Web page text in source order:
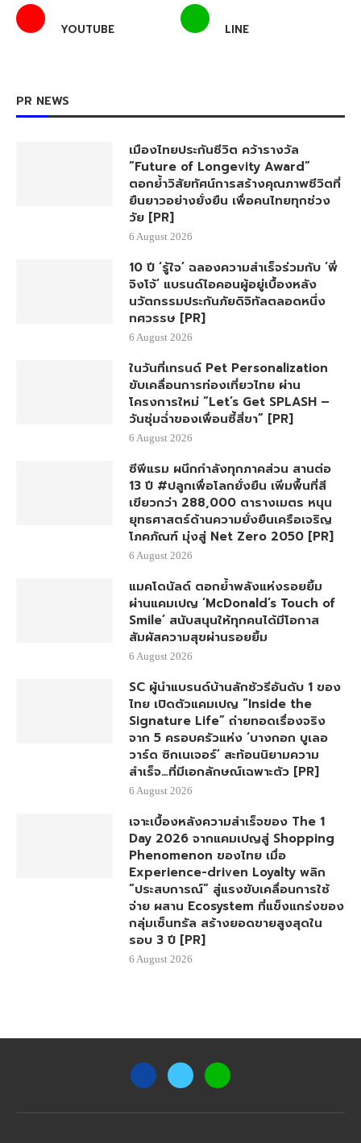
YOUTUBE LINE
PR NEWS
เมืองไทยประกันชีวิต คว้ารางวัล
“Future of Longevity Award”
ตอกย้ำวิสัยทัศน์การสร้างคุณภาพชีวิตที่
ยืนยาวอย่างยั่งยืน เพื่อคนไทยทุกช่วง
วัย [PR]
6 August 2026
10 ปี ‘รู้ใจ’ ฉลองความสำเร็จร่วมกับ ‘พี่
จิงโจ้’ แบรนด์ไอคอนผู้อยู่เบื้องหลัง
นวัตกรรมประกันภัยดิจิทัลตลอดหนึ่ง
ทศวรรษ [PR]
6 August 2026
ในวันที่เทรนด์ Pet Personalization
ขับเคลื่อนการท่องเที่ยวไทย ผ่าน
โครงการใหม่ “Let’s Get SPLASH –
วันชุ่มฉ่ำของเพื่อนซี้สี่ขา” [PR]
6 August 2026
ซีพีแรม ผนึกกำลังทุกภาคส่วน สานต่อ
13 ปี #ปลูกเพื่อโลกยั่งยืน เพิ่มพื้นที่สี
เขียวกว่า 288,000 ตารางเมตร หนุน
ยุทธศาสตร์ด้านความยั่งยืนเครือเจริญ
โภคภัณฑ์ มุ่งสู่ Net Zero 2050 [PR]
6 August 2026
แมคโดนัลด์ ตอกย้ำพลังแห่งรอยยิ้ม
ผ่านแคมเปญ ‘McDonald’s Touch of
Smile’ สนับสนุนให้ทุกคนได้มีโอกาส
สัมผัสความสุขผ่านรอยยิ้ม
6 August 2026
SC ผู้นำแบรนด์บ้านลักชัวรีอันดับ 1 ของ
ไทย เปิดตัวแคมเปญ “Inside the
Signature Life” ถ่ายทอดเรื่องจริง
จาก 5 ครอบครัวแห่ง ‘บางกอก บูเลอ
วาร์ด ซิกเนเจอร์’ สะท้อนนิยามความ
สำเร็จ…ที่มีเอกลักษณ์เฉพาะตัว [PR]
6 August 2026
เจาะเบื้องหลังความสำเร็จของ The 1
Day 2026 จากแคมเปญสู่ Shopping
Phenomenon ของไทย เมื่อ
Experience-driven Loyalty พลิก
“ประสบการณ์” สู่แรงขับเคลื่อนการใช้
จ่าย ผสาน Ecosystem ที่แข็งแกร่งของ
กลุ่มเซ็นทรัล สร้างยอดขายสูงสุดใน
รอบ 3 ปี [PR]
6 August 2026